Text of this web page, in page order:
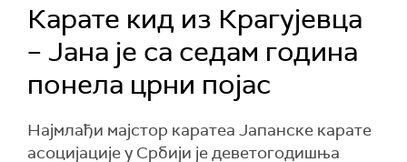
Карате кид из Крагујевца
– Јана је са седам година
понела црни појас
Најмлађи мајстор каратеа Јапанске карате
асоцијације у Србији је деветогодишња